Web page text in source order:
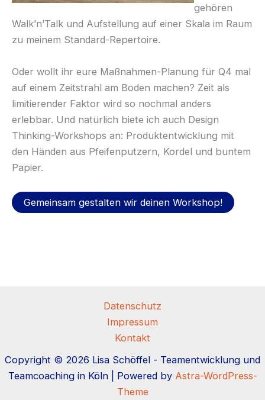
gehören
Walk’n’Talk und Aufstellung auf einer Skala im Raum
zu meinem Standard-Repertoire.
Oder wollt ihr eure Maßnahmen-Planung für Q4 mal
auf einem Zeitstrahl am Boden machen? Zeit als
limitierender Faktor wird so nochmal anders
erlebbar. Und natürlich biete ich auch Design
Thinking-Workshops an: Produktentwicklung mit
den Händen aus Pfeifenputzern, Kordel und buntem
Papier.
Gemeinsam gestalten wir deinen Workshop!
Datenschutz
Impressum
Kontakt
Copyright © 2026 Lisa Schöffel - Teamentwicklung und
Teamcoaching in Köln | Powered by Astra-WordPress-
Theme